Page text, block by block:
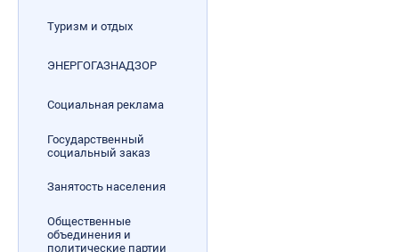
Туризм и отдых
ЭНЕРГОГАЗНАДЗОР
Социальная реклама
Государственный
социальный заказ
Занятость населения
Общественные
объединения и
политические партии